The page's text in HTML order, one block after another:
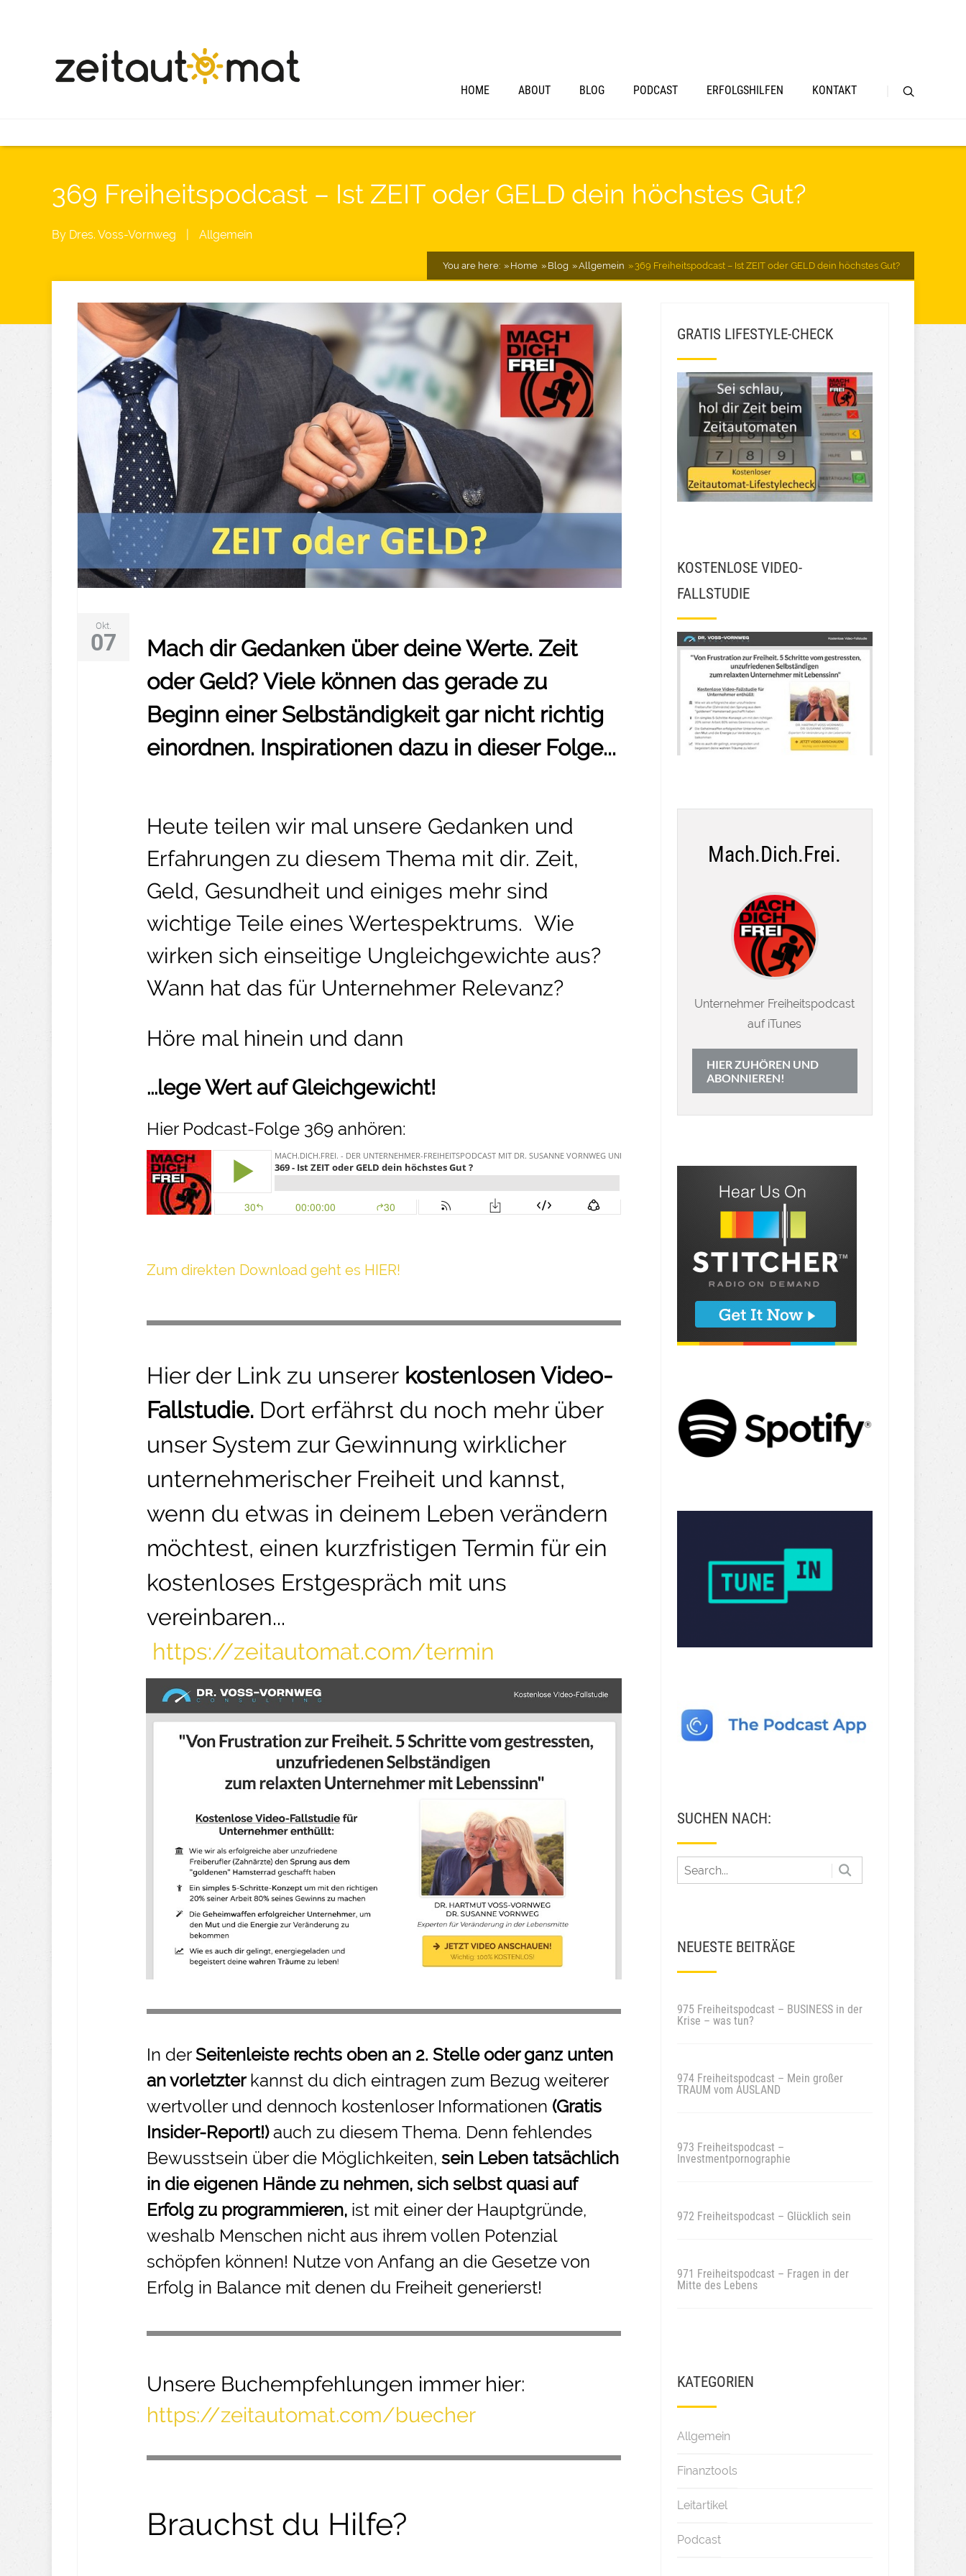
HOME ABOUT BLOG PODCAST ERFOLGSHILFEN KONTAKT
369 Freiheitspodcast – Ist ZEIT oder GELD dein höchstes Gut?
By Dres. Voss-Vornweg Allgemein
You are here: Home Blog Allgemein 369 Freiheitspodcast – Ist ZEIT oder GELD dein höchstes Gut?
Okt.
07
Mach dir Gedanken über deine Werte. Zeit
oder Geld? Viele können das gerade zu
Beginn einer Selbständigkeit gar nicht richtig
einordnen. Inspirationen dazu in dieser Folge...
Heute teilen wir mal unsere Gedanken und
Erfahrungen zu diesem Thema mit dir. Zeit,
Geld, Gesundheit und einiges mehr sind
wichtige Teile eines Wertespektrums. Wie
wirken sich einseitige Ungleichgewichte aus?
Wann hat das für Unternehmer Relevanz?
Höre mal hinein und dann
...lege Wert auf Gleichgewicht!
Hier Podcast-Folge 369 anhören:
Z um direkte n Download geh t es HIER!
Hier der Link zu unserer kostenlosen Video-
Fallstudie. Dort erfährst du noch mehr über
unser System zur Gewinnung wirklicher
unternehmerischer Freiheit und kannst,
wenn du etwas in deinem Leben verändern
möchtest, einen kurzfristigen Termin für ein
kostenloses Erstgespräch mit uns
vereinbaren...
https://zeitautomat.com/termin
In derSeitenleiste rechts oben an 2. Stelle oder ganz unten
an vorletzter kannst du dich eintragen zum Bezug weiterer
wertvoller und dennoch kostenloser Informationen (Gratis
Insider-Report!)auch zu diesem Thema. Denn fehlendes
Bewusstsein über die Möglichkeiten, sein Leben tatsächlich
in die eigenen Hände zu nehmen, sich selbst quasi auf
Erfolg zu programmieren, ist mit einer der Hauptgründe,
weshalb Menschen nicht aus ihrem vollen Potenzial
schöpfen können! Nutze von Anfang an die Gesetze von
Erfolg in Balance mit denen du Freiheit generierst!
Unsere Buchempfehlungen immer hier:
https://zeitautomat.com/buecher
Brauchst du Hilfe?
GRATIS LIFESTYLE-CHECK
KOSTENLOSE VIDEO-
FALLSTUDIE
Mach.Dich.Frei.
Unternehmer Freiheitspodcast
auf iTunes
HIER ZUHÖREN UND
ABONNIEREN!
SUCHEN NACH:
NEUESTE BEITRÄGE
975 Freiheitspodcast – BUSINESS in der
Krise – was tun?
974 Freiheitspodcast – Mein großer
TRAUM vom AUSLAND
973 Freiheitspodcast –
Investmentpornographie
972 Freiheitspodcast – Glücklich sein
971 Freiheitspodcast – Fragen in der
Mitte des Lebens
KATEGORIEN
Allgemein
Finanztools
Leitartikel
Podcast